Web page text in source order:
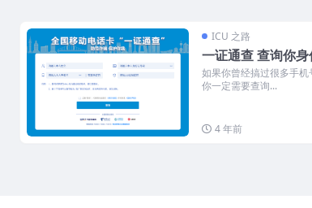
ICU 之路
一证通查 查询你
如果你曾经搞过很多手
你一定需要查询...
4 年前